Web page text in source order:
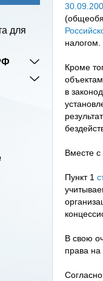
для
налогом.
Кроме
в
Вместе
Пункт 1
В свою
права на